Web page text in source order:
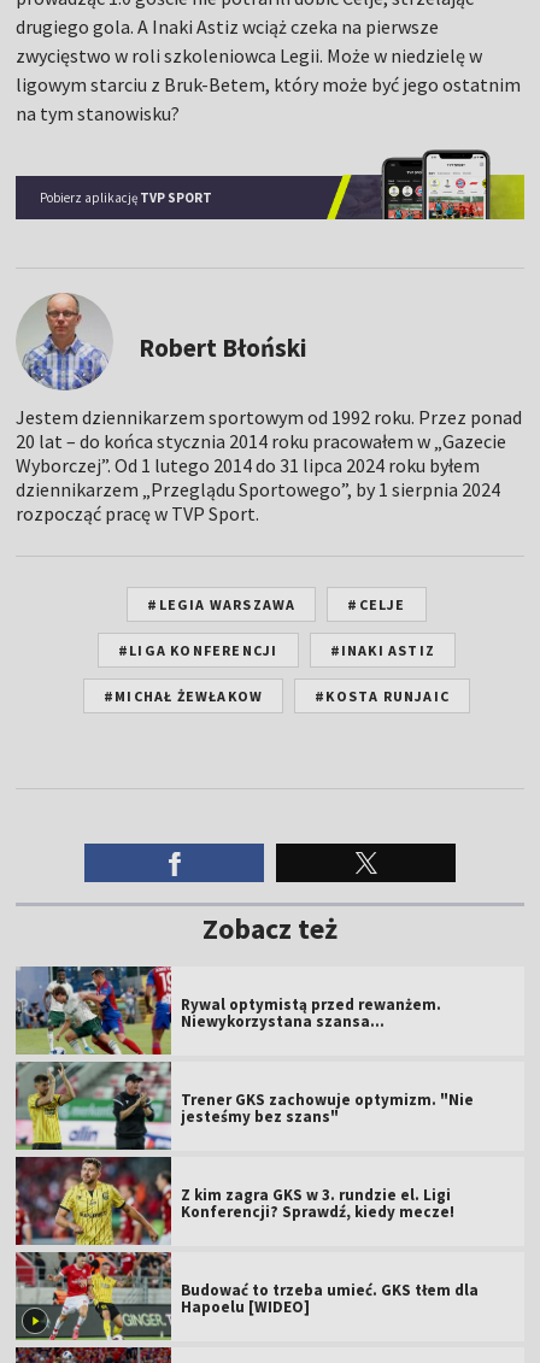
drugiego gola. A Inaki Astiz wciąż czeka na pierwsze
zwycięstwo w roli szkoleniowca Legii. Może w niedzielę w
ligowym starciu z Bruk-Betem, który może być jego ostatnim
na tym stanowisku?
Pobierz aplikację TVP SPORT
Robert Błoński
Jestem dziennikarzem sportowym od 1992 roku. Przez ponad
20 lat – do końca stycznia 2014 roku pracowałem w „Gazecie
Wyborczej”. Od 1 lutego 2014 do 31 lipca 2024 roku byłem
dziennikarzem „Przeglądu Sportowego”, by 1 sierpnia 2024
rozpocząć pracę w TVP Sport.
#LEGIA WARSZAWA #CELJE
#LIGA KONFERENCJI #INAKI ASTIZ
#MICHAŁ ŻEWŁAKOW #KOSTA RUNJAIC
Zobacz też
Rywal optymistą przed rewanżem.
Niewykorzystana szansa...
Trener GKS zachowuje optymizm. "Nie
jesteśmy bez szans"
Z kim zagra GKS w 3. rundzie el. Ligi
Konferencji? Sprawdź, kiedy mecze!
Budować to trzeba umieć. GKS tłem dla
Hapoelu [WIDEO]